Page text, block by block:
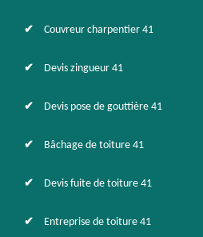
Couvreur charpentier 41
Devis zingueur 41
Devis pose de gouttière 41
Bâchage de toiture 41
Devis fuite de toiture 41
Entreprise de toiture 41